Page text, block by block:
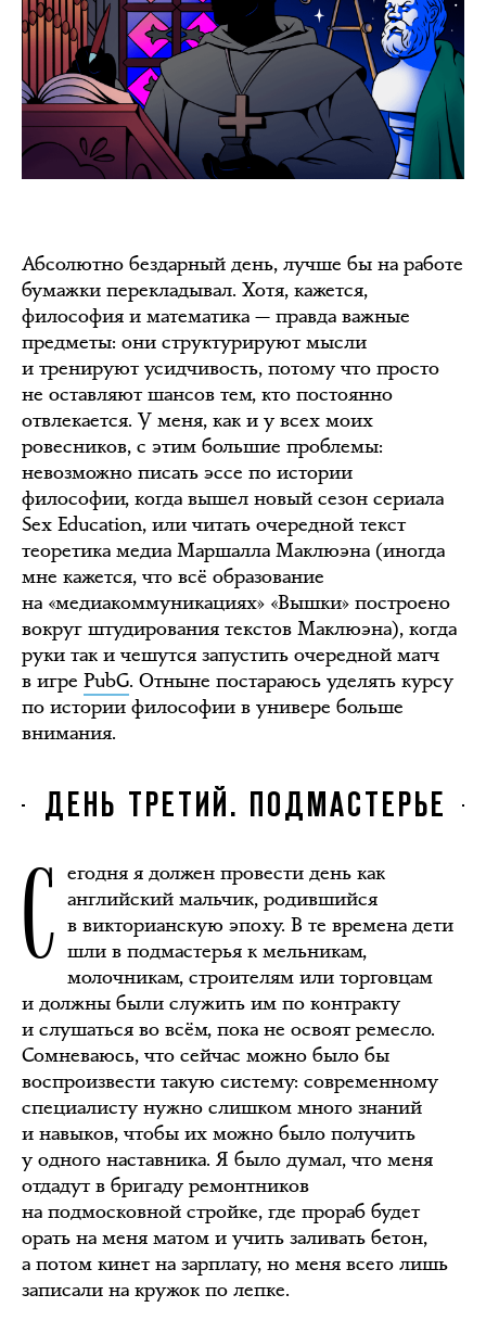
Абсолютно бездарный день, лучше бы на работе
бумажки перекладывал. Хотя, кажется,
философия и математика — правда важные
предметы: они структурируют мысли
и тренируют усидчивость, потому что просто
не оставляют шансов тем, кто постоянно
отвлекается. У меня, как и у всех моих
ровесников, с этим большие проблемы:
невозможно писать эссе по истории
философии, когда вышел новый сезон сериала
Sex Education, или читать очередной текст
теоретика медиа Маршалла Маклюэна (иногда
мне кажется, что всё образование
на «медиакоммуникациях» «Вышки» построено
вокруг штудирования текстов Маклюэна), когда
руки так и чешутся запустить очередной матч
в игре PubG. Отныне постараюсь уделять курсу
по истории философии в универе больше
внимания.
ДЕНЬ ТРЕТИЙ. ПОДМАСТЕРЬЕ
С егодня я должен провести день как
английский мальчик, родившийся
в викторианскую эпоху. В те времена дети
шли в подмастерья к мельникам,
молочникам, строителям или торговцам
и должны были служить им по контракту
и слушаться во всём, пока не освоят ремесло.
Сомневаюсь, что сейчас можно было бы
воспроизвести такую систему: современному
специалисту нужно слишком много знаний
и навыков, чтобы их можно было получить
у одного наставника. Я было думал, что меня
отдадут в бригаду ремонтников
на подмосковной стройке, где прораб будет
орать на меня матом и учить заливать бетон,
а потом кинет на зарплату, но меня всего лишь
записали на кружок по лепке.